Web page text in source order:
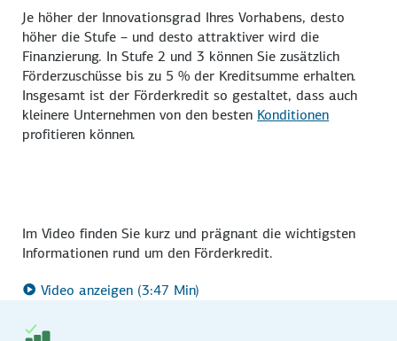
Je höher der Innovationsgrad Ihres Vorhabens, desto
höher die Stufe – und desto attraktiver wird die
Finanzierung. In Stufe 2 und 3 können Sie zusätzlich
Förder­zuschüsse bis zu 5 % der Kreditsumme erhalten.
Insgesamt ist der Förderkredit so gestaltet, dass auch
kleinere Unternehmen von den besten Konditionen
profitieren können.
Im Video finden Sie kurz und prägnant die wichtigsten
Informa­tionen rund um den Förder­kredit.
Video anzeigen (3:47 Min)